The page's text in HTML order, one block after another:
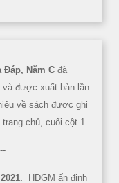
Đáp, Năm C đã
được xuất bản lần
về sách được ghi
chủ, cuối cột 1.
HĐGM ấn định